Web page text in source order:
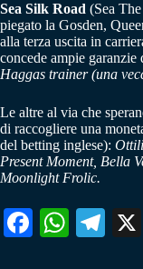
Sea Silk Road (Sea
piegato la Gosden,
alla terza uscita in
concede ampie
Haggas trainer (una
Le altre al via che
di raccogliere una
del betting inglese):
Present Moment, Bella
Moonlight Frolic.
Fa W
Te